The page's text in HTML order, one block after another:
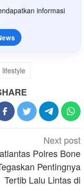
informasi
lifestyle
Next post
Polres Bone
Pentingnya
Tertib Lalu Lintas di